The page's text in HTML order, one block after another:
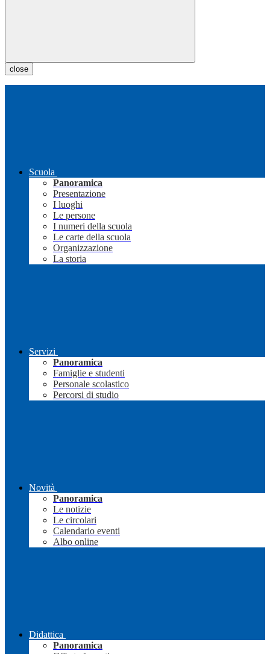
close
Scuola
Panoramica
Presentazione
I luoghi
Le persone
I numeri della scuola
Le carte della scuola
Organizzazione
La storia
Servizi
Panoramica
Famiglie e studenti
Personale scolastico
Percorsi di studio
Novità
Panoramica
Le notizie
Le circolari
Calendario eventi
Albo online
Didattica
Panoramica